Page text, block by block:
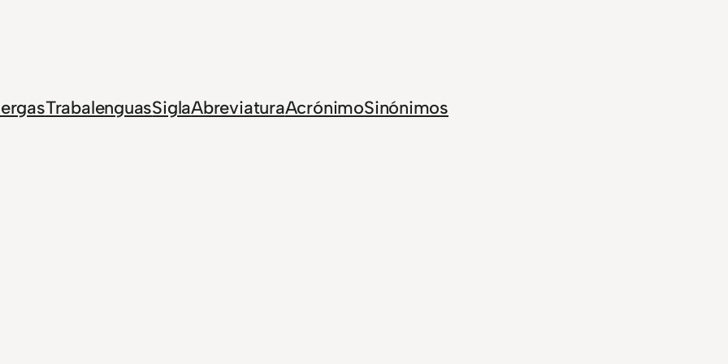
TrabalenguasSiglaAbreviaturaAcrónimoSinónimos